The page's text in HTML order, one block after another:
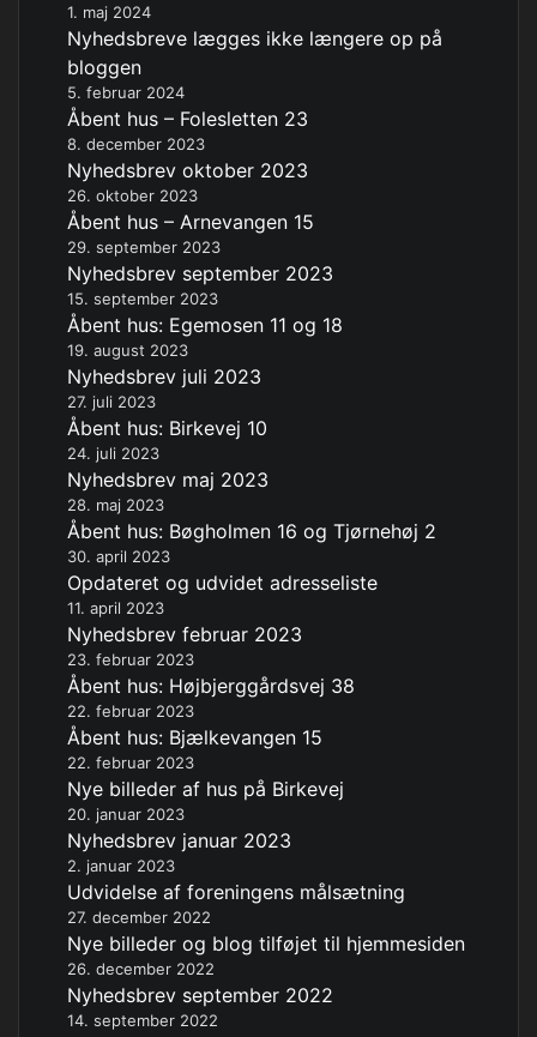
1. maj 2024
Nyhedsbreve lægges ikke længere op på
bloggen
5. februar 2024
Åbent hus – Folesletten 23
8. december 2023
Nyhedsbrev oktober 2023
26. oktober 2023
Åbent hus – Arnevangen 15
29. september 2023
Nyhedsbrev september 2023
15. september 2023
Åbent hus: Egemosen 11 og 18
19. august 2023
Nyhedsbrev juli 2023
27. juli 2023
Åbent hus: Birkevej 10
24. juli 2023
Nyhedsbrev maj 2023
28. maj 2023
Åbent hus: Bøgholmen 16 og Tjørnehøj 2
30. april 2023
Opdateret og udvidet adresseliste
11. april 2023
Nyhedsbrev februar 2023
23. februar 2023
Åbent hus: Højbjerggårdsvej 38
22. februar 2023
Åbent hus: Bjælkevangen 15
22. februar 2023
Nye billeder af hus på Birkevej
20. januar 2023
Nyhedsbrev januar 2023
2. januar 2023
Udvidelse af foreningens målsætning
27. december 2022
Nye billeder og blog tilføjet til hjemmesiden
26. december 2022
Nyhedsbrev september 2022
14. september 2022